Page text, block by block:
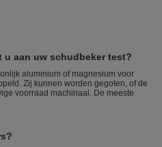
u aan uw schudbeker test?
aluminium of magnesium voor
Zij kunnen worden gegoten, of de
voorraad machinaal. De meeste